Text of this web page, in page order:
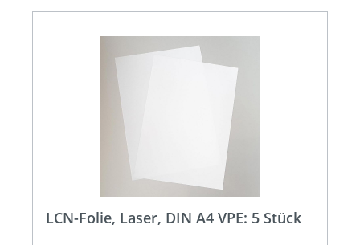
LCN-Folie, Laser, DIN A4 VPE: 5 Stück